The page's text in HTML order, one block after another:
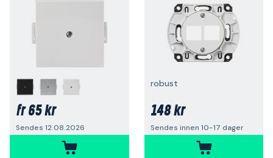
fr65 kr
Sendes 12.08.2026
robust
148 kr
Sendes innen 10-17 dager